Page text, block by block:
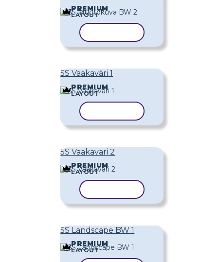
PREMIUM
LAYOUT
5S Vaakaväri 1
PREMIUM
LAYOUT
5S Vaakaväri 2
PREMIUM
LAYOUT
5S Landscape BW 1
PREMIUM
LAYOUT